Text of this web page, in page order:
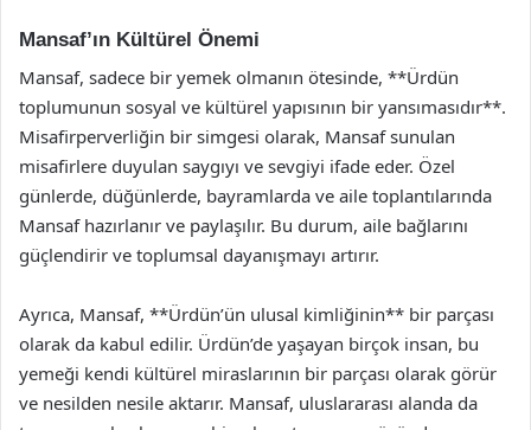
Mansaf’ın Kültürel Önemi
Mansaf, sadece bir yemek olmanın ötesinde, **Ürdün
toplumunun sosyal ve kültürel yapısının bir yansımasıdır**.
Misafirperverliğin bir simgesi olarak, Mansaf sunulan
misafirlere duyulan saygıyı ve sevgiyi ifade eder. Özel
günlerde, düğünlerde, bayramlarda ve aile toplantılarında
Mansaf hazırlanır ve paylaşılır. Bu durum, aile bağlarını
güçlendirir ve toplumsal dayanışmayı artırır.
Ayrıca, Mansaf, **Ürdün’ün ulusal kimliğinin** bir parçası
olarak da kabul edilir. Ürdün’de yaşayan birçok insan, bu
yemeği kendi kültürel miraslarının bir parçası olarak görür
ve nesilden nesile aktarır. Mansaf, uluslararası alanda da